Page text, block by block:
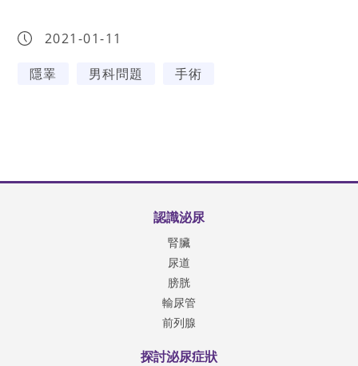
2021-01-11
隱睪
男科問題 手術
認識泌尿
腎臟
尿道
膀胱
輸尿管
前列腺
探討泌尿症狀